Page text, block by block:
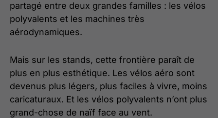
partagé entre deux grandes familles : les vélos
polyvalents et les machines très
aérodynamiques.
Mais sur les stands, cette frontière paraît de
plus en plus esthétique. Les vélos aéro sont
devenus plus légers, plus faciles à vivre, moins
caricaturaux. Et les vélos polyvalents n’ont plus
grand-chose de naïf face au vent.